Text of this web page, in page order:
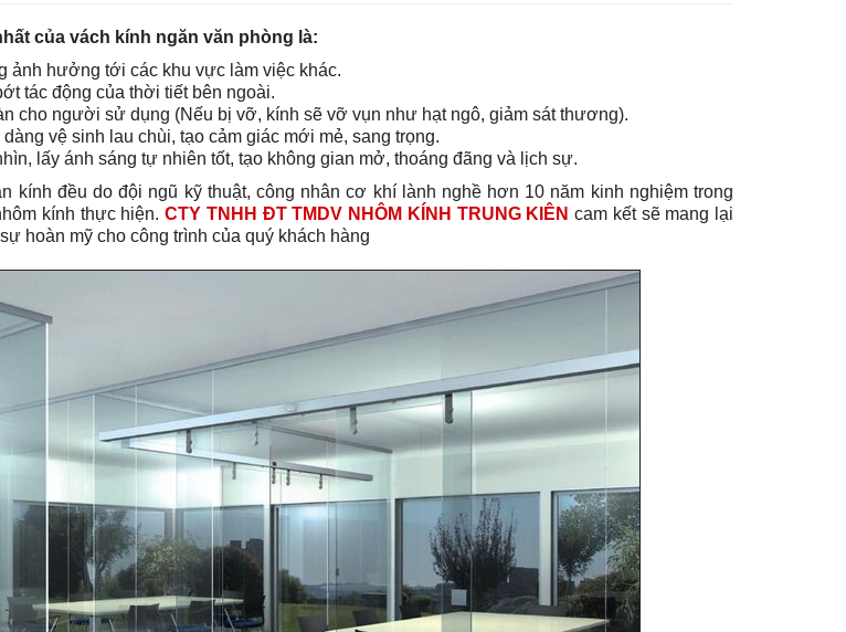
của vách kính ngăn văn phòng là:
ảnh hưởng tới các khu vực làm việc khác.
tác động của thời tiết bên ngoài.
cho người sử dụng (Nếu bị vỡ, kính sẽ vỡ vụn như hạt ngô, giảm sát thương).
vệ sinh lau chùi, tạo cảm giác mới mẻ, sang trọng.
lấy ánh sáng tự nhiên tốt, tạo không gian mở, thoáng đãng và lịch sự.
kính đều do đội ngũ kỹ thuật, công nhân cơ khí lành nghề hơn 10 năm kinh nghiệm trong
kính thực hiện. CTY TNHH ĐT TMDV NHÔM KÍNH TRUNG KIÊN cam kết sẽ mang lại
hoàn mỹ cho công trình của quý khách hàng